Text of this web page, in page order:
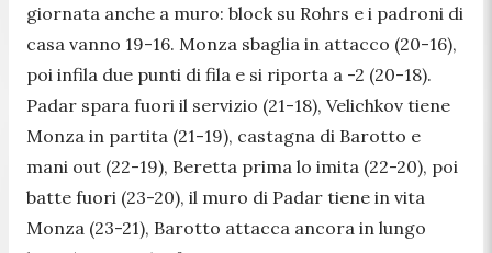
giornata anche a muro: block su Rohrs e i padroni di
casa vanno 19-16. Monza sbaglia in attacco (20-16),
poi infila due punti di fila e si riporta a -2 (20-18).
Padar spara fuori il servizio (21-18), Velichkov tiene
Monza in partita (21-19), castagna di Barotto e
mani out (22-19), Beretta prima lo imita (22-20), poi
batte fuori (23-20), il muro di Padar tiene in vita
Monza (23-21), Barotto attacca ancora in lungo